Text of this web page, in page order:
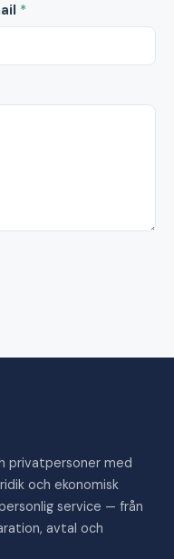
*
privatpersoner med
och ekonomisk
service — från
avtal och